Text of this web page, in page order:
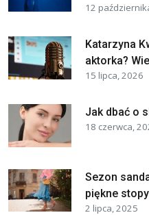
12
Katarzyna
aktorka?
15 lipca, 2026
Jak dbać o
18 czerwca,
Sezon
piękne stopy
2 lipca, 2025